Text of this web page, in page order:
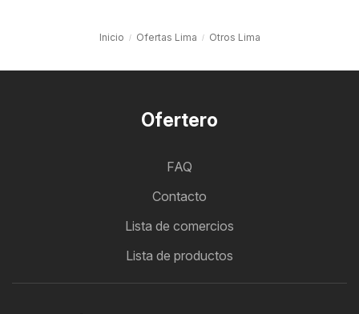
Inicio Ofertas Lima Otros Lima
Ofertero
FAQ
Contacto
Lista de comercios
Lista de productos